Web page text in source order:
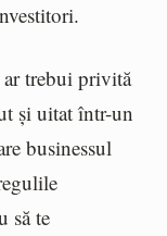
trebui privită
și uitat într-un
businessul
să te